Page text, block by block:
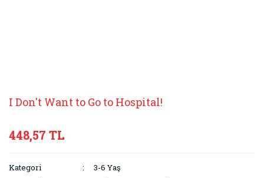
I Don't Want to Go to Hospital!
448,57 TL
Kategori
3-6 Yaş